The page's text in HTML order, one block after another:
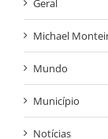
Michael
Mundo
Município
Notícias